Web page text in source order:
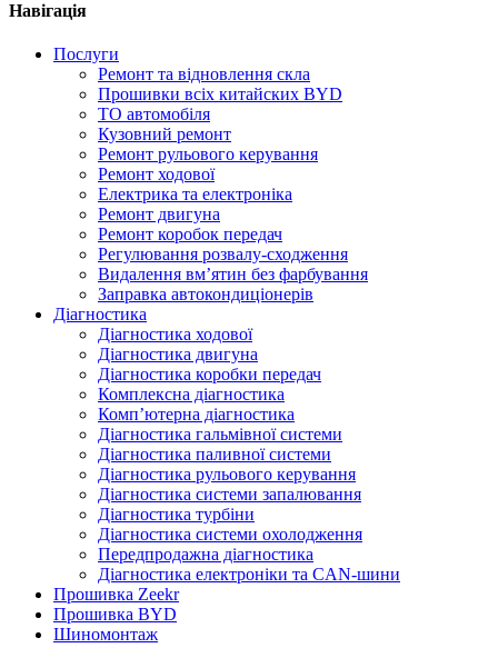
Навігація
Послуги
Ремонт та відновлення скла
Прошивки всіх китайских BYD
ТО автомобіля
Кузовний ремонт
Ремонт рульового керування
Ремонт ходової
Електрика та електроніка
Ремонт двигуна
Ремонт коробок передач
Регулювання розвалу-сходження
Видалення вм’ятин без фарбування
Заправка автокондиціонерів
Діагностика
Діагностика ходової
Діагностика двигуна
Діагностика коробки передач
Комплексна діагностика
Комп’ютерна діагностика
Діагностика гальмівної системи
Діагностика паливної системи
Діагностика рульового керування
Діагностика системи запалювання
Діагностика турбіни
Діагностика системи охолодження
Передпродажна діагностика
Діагностика електроніки та CAN-шини
Прошивка Zeekr
Прошивка BYD
Шиномонтаж